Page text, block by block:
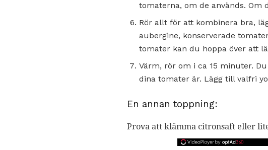
tomaterna, om de används. Om
Rör allt för att kombinera bra,
aubergine, konserverade
tomater kan du hoppa över att
Värm, rör om i ca 15 minuter.
dina tomater är. Lägg till valfri
En annan toppning:
Prova att klämma citronsaft eller